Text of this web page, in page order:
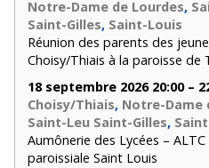
Notre-Dame de Lourdes,
Saint-Gilles, Saint-Louis
Réunion des parents des
Choisy/Thiais à la paroisse de
18 septembre 2026 20:00 –
Choisy/Thiais, Notre-Dame
Saint-Leu Saint-Gilles,
Aumônerie des Lycées –
paroissiale Saint Louis